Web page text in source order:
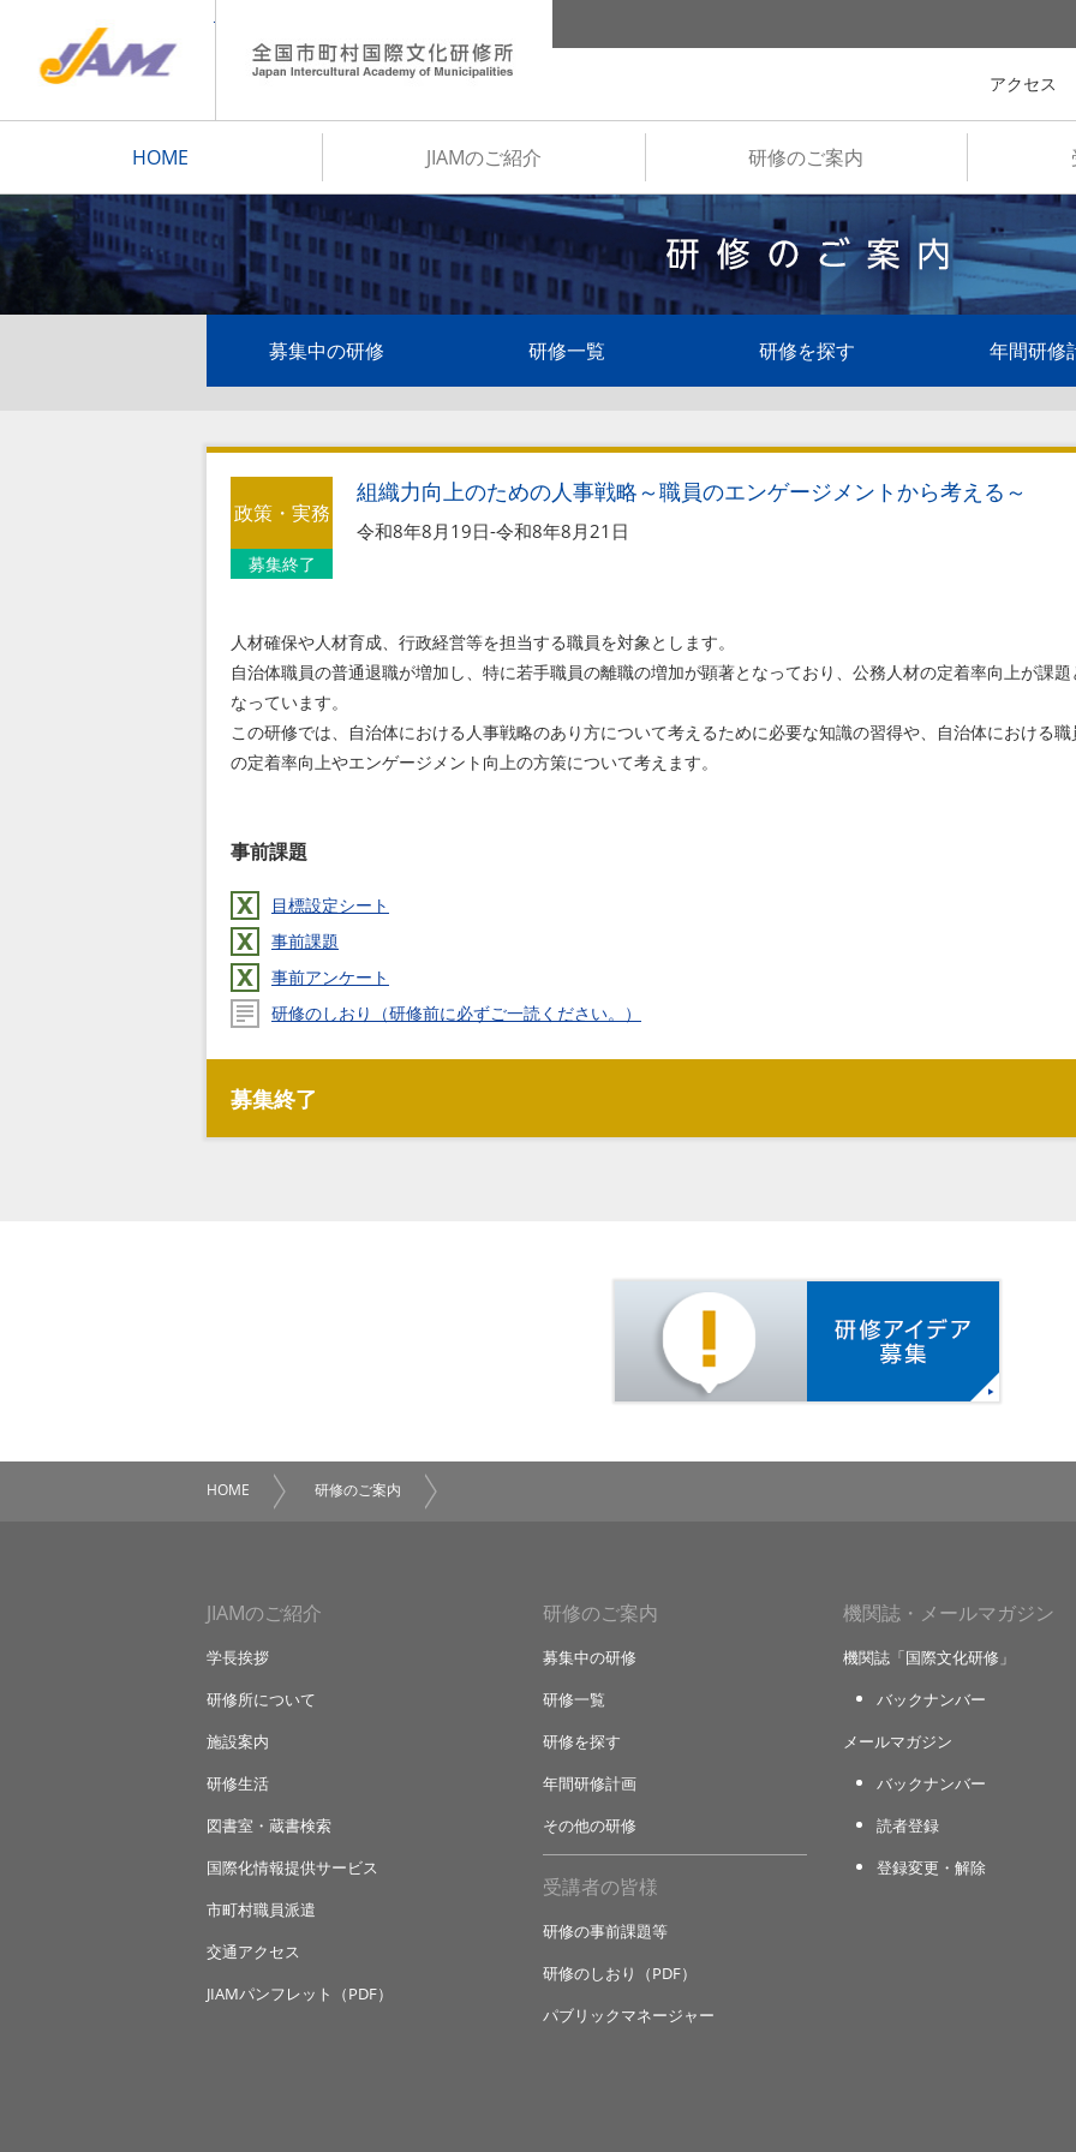
HOME JIAMのご紹介 研修のご案内
アクセス
募集中の研修 研修一覧 研修を探す 年間研修
組織力向上のための人事戦略～職員のエンゲージメントから考える～
令和8年8月19日-令和8年8月21日
政策・実務
募集終了
人材確保や人材育成、行政経営等を担当する職員を対象とします。
自治体職員の普通退職が増加し、特に若手職員の離職の増加が顕著となっており、公務人材の定着率向上が課題
なっています。
この研修では、自治体における人事戦略のあり方について考えるために必要な知識の習得や、自治体における職
の定着率向上やエンゲージメント向上の方策について考えます。
事前課題
目標設定シート
事前課題
事前アンケート
研修のしおり（研修前に必ずご一読ください。）
募集終了
HOME 研修のご案内
JIAMのご紹介
学長挨拶
研修所について
施設案内
研修生活
図書室・蔵書検索
国際化情報提供サービス
市町村職員派遣
交通アクセス
JIAMパンフレット（PDF）
研修のご案内
募集中の研修
研修一覧
研修を探す
年間研修計画
その他の研修
受講者の皆様
研修の事前課題等
研修のしおり（PDF）
パブリックマネージャー
機関誌・メールマガジン
機関誌「国際文化研修」
バックナンバー
メールマガジン
バックナンバー
読者登録
登録変更・解除